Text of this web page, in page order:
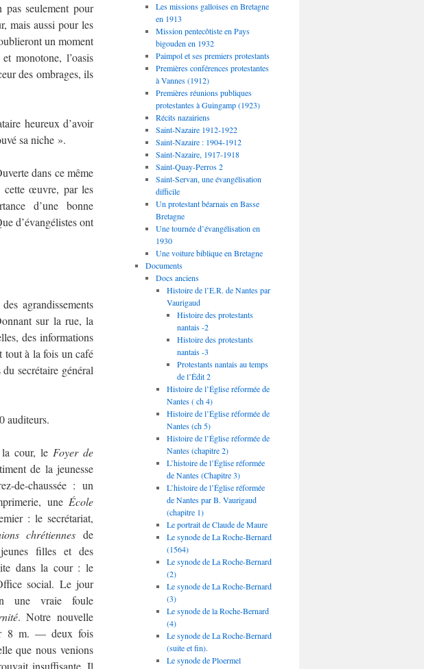
seulement pour
mais aussi pour les
un moment
monotone, l’oasis
des ombrages, ils
heureux d’avoir
sa niche ».
dans ce même
cette œuvre, par les
d’une bonne
d’évangélistes ont
agrandissements
sur la rue, la
des informations
tout à la fois un café
secrétaire général
auditeurs.
cour, le Foyer de
de la jeunesse
de-chaussée : un
une École
: le secrétariat,
chrétiennes de
filles et des
dans la cour : le
social. Le jour
une vraie foule
. Notre nouvelle
8 m. — deux fois
que nous venions
insuffisante. Il
Les missions galloises en Bretagne
en 1913
Mission pentecôtiste en Pays
bigouden en 1932
Paimpol et ses premiers protestants
Premières conférences protestantes
à Vannes (1912)
Premières réunions publiques
protestantes à Guingamp (1923)
Récits nazairiens
Saint-Nazaire 1912-1922
Saint-Nazaire : 1904-1912
Saint-Nazaire, 1917-1918
Saint-Quay-Perros 2
Saint-Servan, une évangélisation
difficile
Un protestant béarnais en Basse
Bretagne
Une tournée d’évangélisation en
1930
Une voiture biblique en Bretagne
Documents
Docs anciens
Histoire de l’E.R. de Nantes par
Vaurigaud
Histoire des protestants
nantais -2
Histoire des protestants
nantais -3
Protestants nantais au temps
de l’Édit 2
Histoire de l’Église réformée de
Nantes ( ch 4)
Histoire de l’Église réformée de
Nantes (ch 5)
Histoire de l’Église réformée de
Nantes (chapitre 2)
L’histoire de l’Église réformée
de Nantes (Chapitre 3)
L’histoire de l’Église réformée
de Nantes par B. Vaurigaud
(chapitre 1)
Le portrait de Claude de Maure
Le synode de La Roche-Bernard
(1564)
Le synode de La Roche-Bernard
(2)
Le synode de La Roche-Bernard
(3)
Le synode de la Roche-Bernard
(4)
Le synode de La Roche-Bernard
(suite et fin).
Le synode de Ploermel